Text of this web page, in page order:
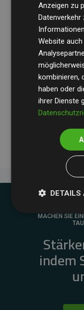
Die
regelmäßig unsere
Transparenz und
Ihre Prüfungen
geschätzten
Websites
messbare
MACHEN SIE
indem
Anzeigen zu
Datenverkehr
Website
kombinieren,
haben oder
ihrer Dienste
DETAILS